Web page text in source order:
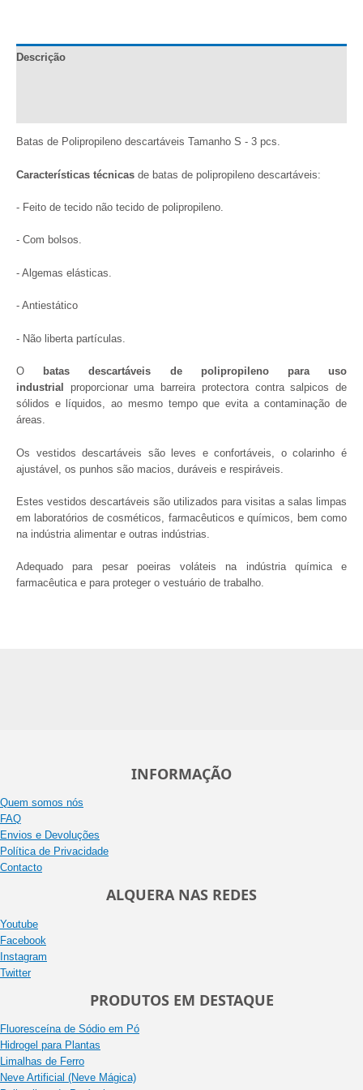
quantidade
Descrição
Batas de Polipropileno descartáveis Tamanho S - 3 pcs.
Características técnicas de batas de polipropileno descartáveis:
- Feito de tecido não tecido de polipropileno.
- Com bolsos.
- Algemas elásticas.
- Antiestático
- Não liberta partículas.
O
batas descartáveis de polipropileno para uso
industrial
proporcionar uma barreira protectora contra salpicos de
sólidos e líquidos, ao mesmo tempo que evita a contaminação de
áreas.
Os vestidos descartáveis são leves e confortáveis, o colarinho é
ajustável, os punhos são macios, duráveis e respiráveis.
Estes vestidos descartáveis são utilizados para visitas a salas limpas
em laboratórios de cosméticos, farmacêuticos e químicos, bem como
na indústria alimentar e outras indústrias.
Adequado para pesar poeiras voláteis na indústria química e
farmacêutica e para proteger o vestuário de trabalho.
INFORMAÇÃO
Quem somos nós
FAQ
Envios e Devoluções
Política de Privacidade
Contacto
ALQUERA NAS REDES
Youtube
Facebook
Instagram
Twitter
PRODUTOS EM DESTAQUE
Fluoresceína de Sódio em Pó
Hidrogel para Plantas
Limalhas de Ferro
Neve Artificial (Neve Mágica)